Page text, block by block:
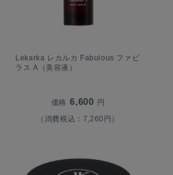
Lekarka レカルカ Fabulous ファビ
ラス A（美容液）
価格 6,600 円
（消費税込：7,260円）